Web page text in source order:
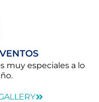
muy especiales a lo